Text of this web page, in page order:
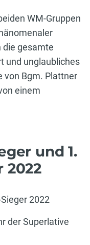
WM-Gruppen
die gesamte
und unglaubliches
von Bgm. Plattner
einem
und 1.
2022
2022
der Superlative